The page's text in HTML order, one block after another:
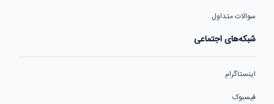
سوالات متداول
شبکه‌های اجتماعی
اینستاگرام
فیسبوک